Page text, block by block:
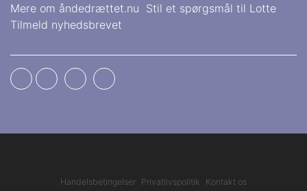
Mere om åndedrættet.nu Stil et spørgsmål til Lotte
Tilmeld nyhedsbrevet
Handelsbetingelser Privatlivspolitik Kontakt os